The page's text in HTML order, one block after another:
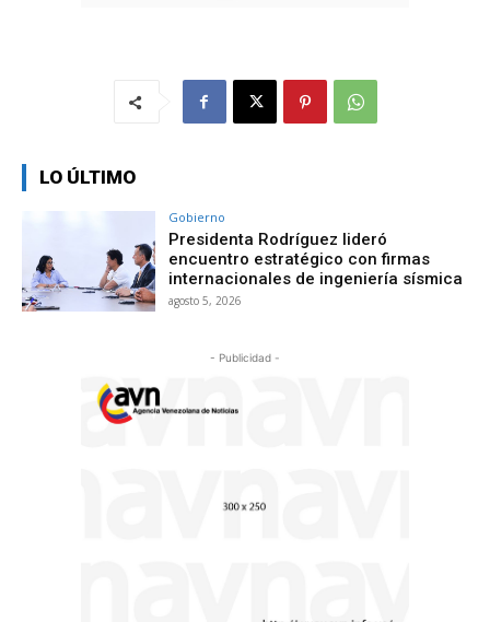
LO ÚLTIMO
Gobierno
Presidenta Rodríguez lideró
encuentro estratégico con firmas
internacionales de ingeniería sísmica
agosto 5, 2026
- Publicidad -